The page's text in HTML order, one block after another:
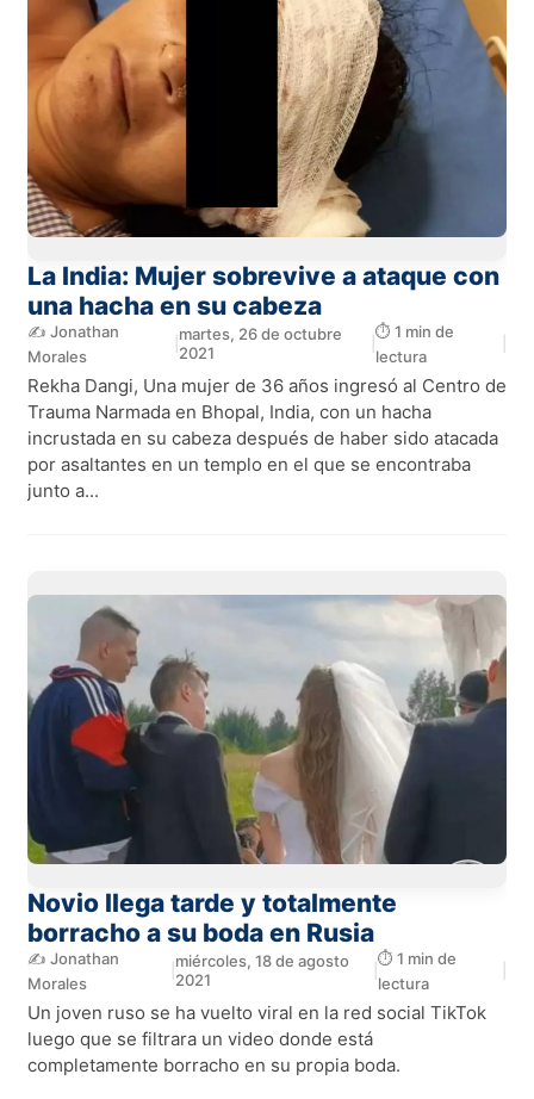
La India: Mujer sobrevive a ataque con
una hacha en su cabeza
✍️ Jonathan
Morales
martes, 26 de octubre
2021
⏱️ 1 min de
lectura
Rekha Dangi, Una mujer de 36 años ingresó al Centro de
Trauma Narmada en Bhopal, India, con un hacha
incrustada en su cabeza después de haber sido atacada
por asaltantes en un templo en el que se encontraba
junto a...
Novio llega tarde y totalmente
borracho a su boda en Rusia
✍️ Jonathan
Morales
miércoles, 18 de agosto
2021
⏱️ 1 min de
lectura
Un joven ruso se ha vuelto viral en la red social TikTok
luego que se filtrara un video donde está
completamente borracho en su propia boda.